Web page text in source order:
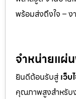
พร้อมส่งถึงใจ –
จำหน่ายแผ่
ยินดีต้อนรับสู่ เว็
คุณภาพสูงสำหรับ